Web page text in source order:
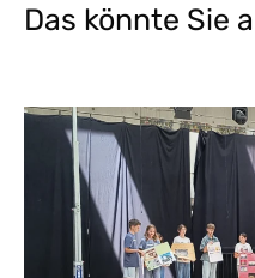
Das könnte Sie